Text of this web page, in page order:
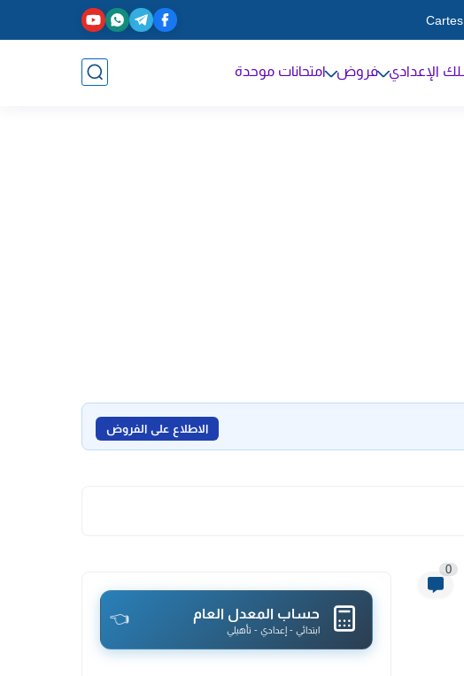
الإعدادي فروض امتحانات موحدة
الاطلاع على الفروض
0
حساب المعدل العام
ابتدائي - إعدادي - تأهيلي
👈